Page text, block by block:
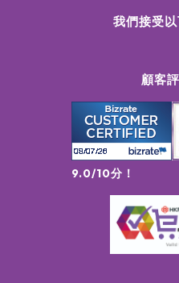
顧客
9.0/10分！
我們接受